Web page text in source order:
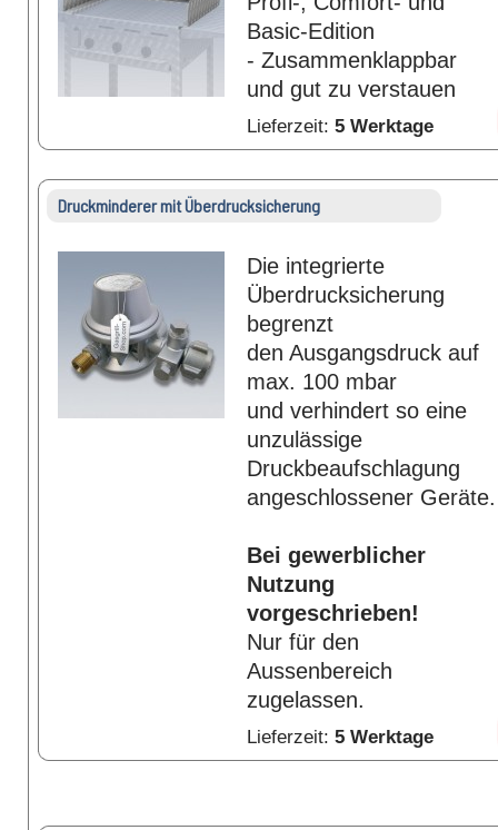
Basic-Edition
- Zusammenklappbar
und gut zu verstauen
Lieferzeit: 5 Werktage
Druckminderer mit Überdrucksicherung
Die integrierte
Überdrucksicherung
begrenzt
den Ausgangsdruck auf
max. 100 mbar
und verhindert so eine
unzulässige
Druckbeaufschlagung
angeschlossener Geräte.
Bei gewerblicher
Nutzung
vorgeschrieben!
Nur für den
Aussenbereich
zugelassen.
Lieferzeit: 5 Werktage